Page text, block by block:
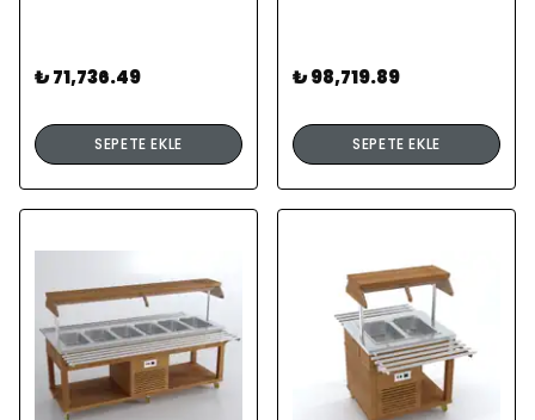
₺ 71,736.49
SEPETE EKLE
₺ 98,719.89
SEPETE EKLE